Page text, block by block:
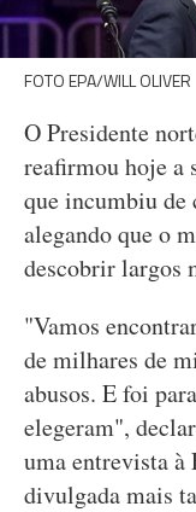
FOTO EPA/WILL OLIVER
O Presidente
reafirmou hoje a
que incumbiu de
alegando que o
descobrir largos
"Vamos
de milhares de
abusos. E foi
elegeram",
uma entrevista à
divulgada mais